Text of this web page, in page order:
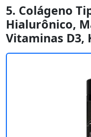
5. Colágeno
Hialurônico,
Vitaminas D3,